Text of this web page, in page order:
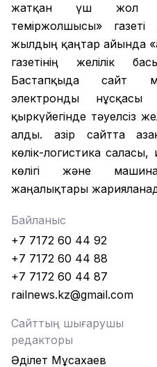
жатқан үш жол
теміржолшысы» газеті
жылдың қаңтар айында
газетінің желілік
Бастапқыда сайт
электронды
қыркүйегінде тәуелсіз
алды. Қазір сайтта
көлік-логистика
көлігі және
жаңалықтары
Байланыс
+7 7172 60 44 92
+7 7172 60 44 88
+7 7172 60 44 87
railnews.kz@gmail.com
Сайттың шығарушы
редакторы
Әділет Мұсахаев